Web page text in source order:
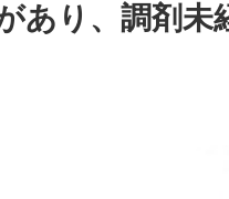
あり、調剤未